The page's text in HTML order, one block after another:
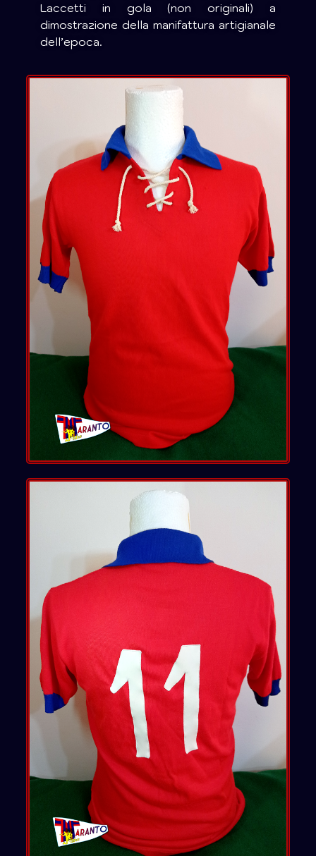
Laccetti in gola (non originali) a
dimostrazione della manifattura artigianale
dell’epoca.